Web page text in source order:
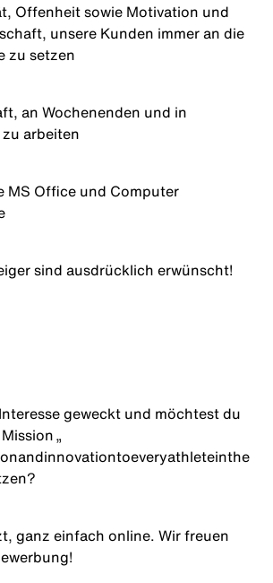
Offenheit sowie Motivation und
unsere Kunden immer an die
zu setzen
an Wochenenden und in
arbeiten
MS Office und Computer
sind ausdrücklich erwünscht!
geweckt und möchtest du
„
andinnovationtoeveryathleteinthe
ganz einfach online. Wir freuen